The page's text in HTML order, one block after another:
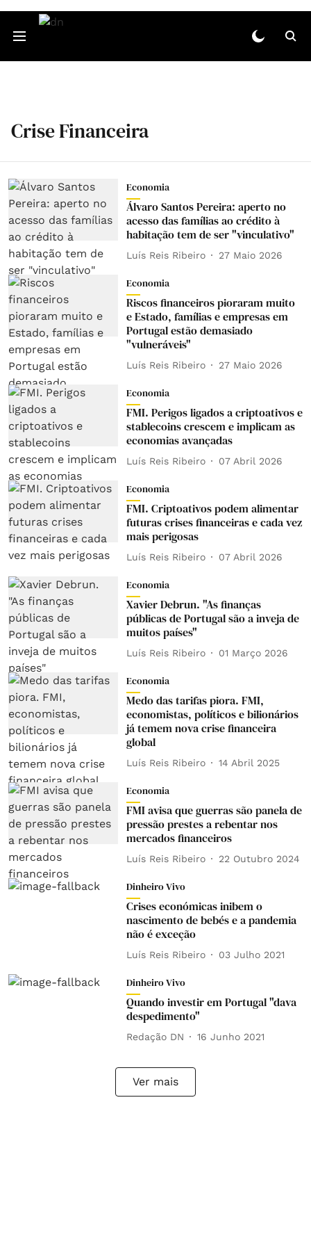
Crise Financeira
Economia
Álvaro Santos Pereira: aperto no
acesso das famílias ao crédito à
habitação tem de ser "vinculativo"
Luís Reis Ribeiro 27 Maio 2026
Economia
Riscos financeiros pioraram muito
e Estado, famílias e empresas em
Portugal estão demasiado
"vulneráveis"
Luís Reis Ribeiro 27 Maio 2026
Economia
FMI. Perigos ligados a criptoativos e
stablecoins crescem e implicam as
economias avançadas
Luís Reis Ribeiro 07 Abril 2026
Economia
FMI. Criptoativos podem alimentar
futuras crises financeiras e cada vez
mais perigosas
Luís Reis Ribeiro 07 Abril 2026
Economia
Xavier Debrun. "As finanças
públicas de Portugal são a inveja de
muitos países"
Luís Reis Ribeiro 01 Março 2026
Economia
Medo das tarifas piora. FMI,
economistas, políticos e bilionários
já temem nova crise financeira
global
Luís Reis Ribeiro 14 Abril 2025
Economia
FMI avisa que guerras são panela de
pressão prestes a rebentar nos
mercados financeiros
Luís Reis Ribeiro 22 Outubro 2024
Dinheiro Vivo
Crises económicas inibem o
nascimento de bebés e a pandemia
não é exceção
Luís Reis Ribeiro 03 Julho 2021
Dinheiro Vivo
Quando investir em Portugal "dava
despedimento"
Redação DN 16 Junho 2021
Ver mais